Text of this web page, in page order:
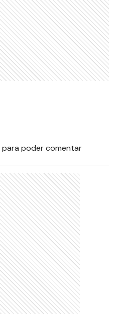
para poder comentar